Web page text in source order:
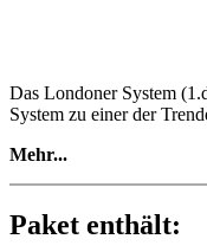
Das Londoner System
System zu einer der
ich in meiner DVD
vermieden werden
Mehr...
Paket enthält: